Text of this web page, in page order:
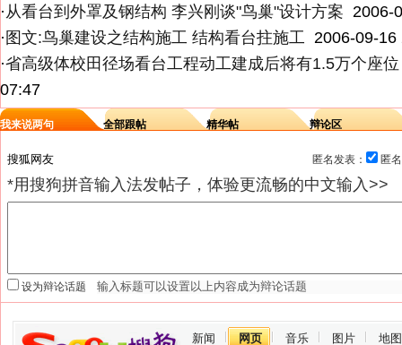
·从看台到外罩及钢结构 李兴刚谈"鸟巢"设计方案 2006-
· 图文:鸟巢建设之结构施工 结构看台拄施工 2006-09-16
·省高级体校田径场看台工程动工建成后将有1.5万个座位
07:47
我来说两句 全部跟帖 精华帖 辩论区
匿名发表： 匿
*用搜狗拼音输入法发帖子，体验更流畅的中文输入>>
设为辩论话题
新闻 网页 音乐 图片 地图